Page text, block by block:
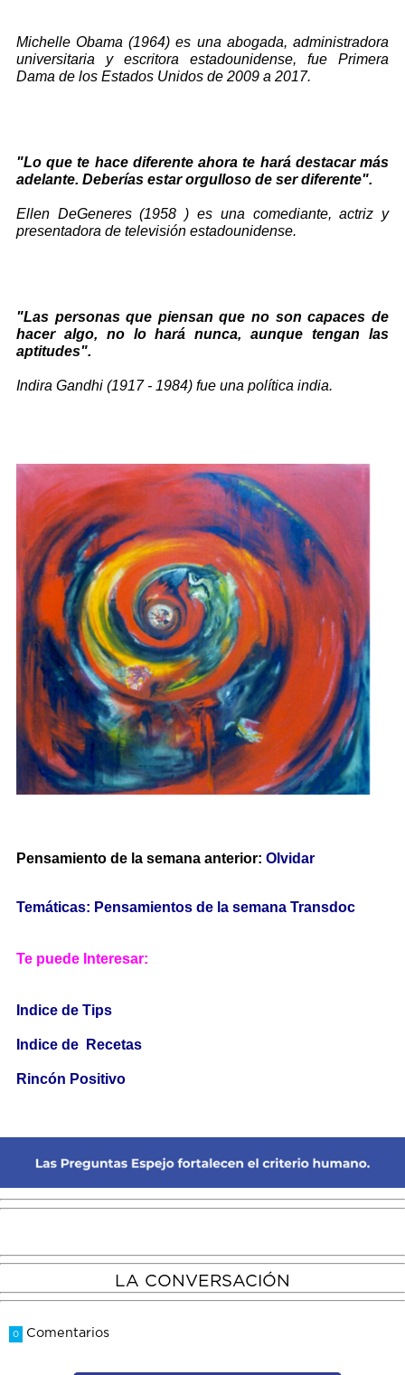
Michelle Obama (1964) es una abogada, administradora
universitaria y escritora estadounidense, fue Primera
Dama de los Estados Unidos de 2009 a 2017.
"Lo que te hace diferente ahora te hará destacar más
adelante. Deberías estar orgulloso de ser diferente".
Ellen DeGeneres (1958 ) es una comediante, actriz y
presentadora de televisión estadounidense.
"Las personas que piensan que no son capaces de
hacer algo, no lo hará nunca, aunque tengan las
aptitudes".
Indira Gandhi (1917 - 1984) fue una política india.
Pensamiento de la semana anterior: Olvidar
Temáticas: Pensamientos de la semana Transdoc
Te puede Interesar:
Indice de Tips
Indice de Recetas
Rincón Positivo
LA CONVERSACIÓN
0 Comentarios